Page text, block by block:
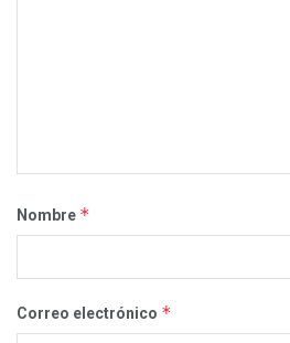
Nombre *
Correo electrónico *